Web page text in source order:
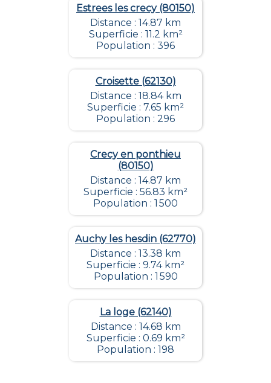
Estrees les crecy (80150)
Distance : 14.87 km
Superficie : 11.2 km²
Population : 396
Croisette (62130)
Distance : 18.84 km
Superficie : 7.65 km²
Population : 296
Crecy en ponthieu
(80150)
Distance : 14.87 km
Superficie : 56.83 km²
Population : 1 500
Auchy les hesdin (62770)
Distance : 13.38 km
Superficie : 9.74 km²
Population : 1 590
La loge (62140)
Distance : 14.68 km
Superficie : 0.69 km²
Population : 198